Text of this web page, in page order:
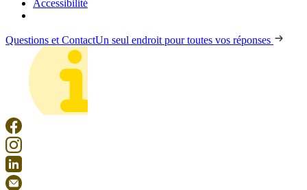
Accessibilité
Questions et ContactUn seul endroit pour toutes vos réponses